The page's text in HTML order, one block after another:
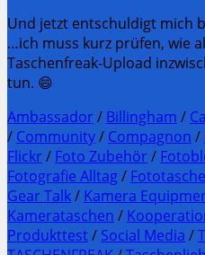
Und jetzt entschuldigt mich
…ich muss kurz prüfen, wie
Taschenfreak-Upload
tun. 😄
Ambassador / Billingham /
/ Community/ Compagnon /
Flickr / Foto Zubehör /
Fotografie Alltag/
Gear Talk/ Kamera
Kamerataschen /
Produkttest / Social Media /